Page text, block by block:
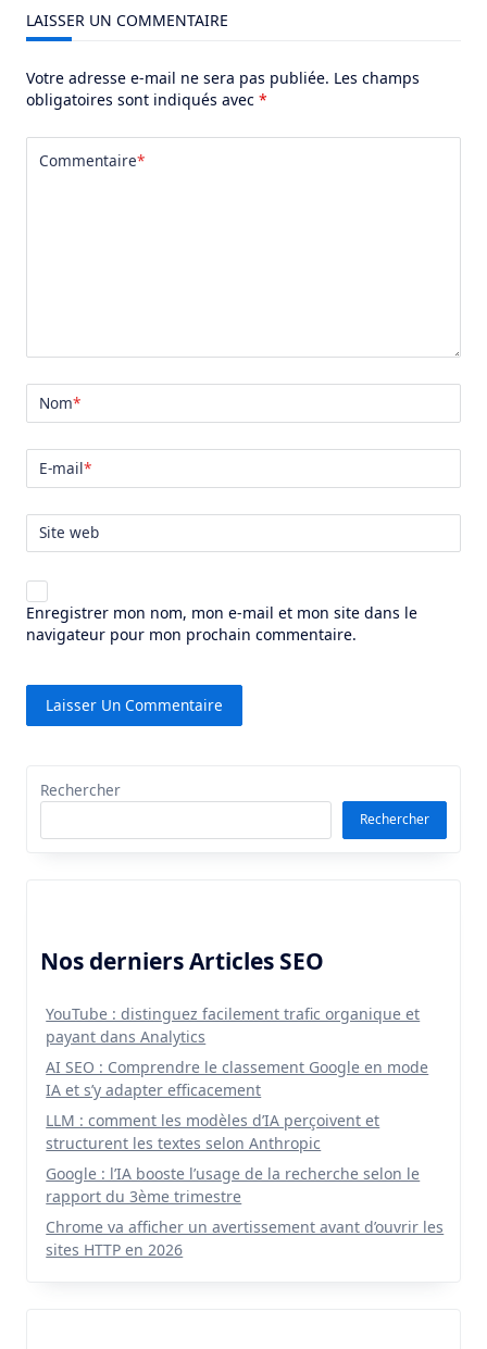
LAISSER UN COMMENTAIRE
Votre adresse e-mail ne sera pas publiée. Les champs
obligatoires sont indiqués avec *
Commentaire*
Nom*
E-mail*
Site web
Enregistrer mon nom, mon e-mail et mon site dans le
navigateur pour mon prochain commentaire.
Rechercher
Rechercher
Nos derniers Articles SEO
YouTube : distinguez facilement trafic organique et
payant dans Analytics
AI SEO : Comprendre le classement Google en mode
IA et s’y adapter efficacement
LLM : comment les modèles d’IA perçoivent et
structurent les textes selon Anthropic
Google : l’IA booste l’usage de la recherche selon le
rapport du 3ème trimestre
Chrome va afficher un avertissement avant d’ouvrir les
sites HTTP en 2026